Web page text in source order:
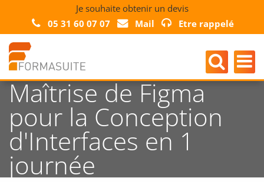
Je souhaite obtenir un devis
05 31 60 07 07
Mail Etre rappelé
Maîtrise de Figma
pour la Conception
d'Interfaces en 1
journée